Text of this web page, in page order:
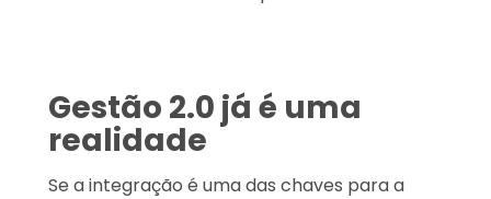
Gestão 2.0 já é uma
realidade
Se a integração é uma das chaves para a